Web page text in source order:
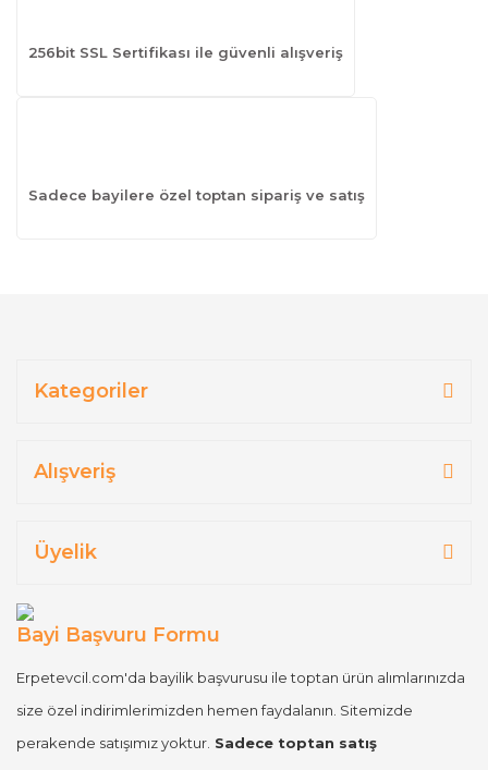
256bit SSL Sertifikası ile güvenli alışveriş
Sadece bayilere özel toptan sipariş ve satış
Kategoriler
Alışveriş
Üyelik
Bayi Başvuru Formu
Erpetevcil.com'da bayilik başvurusu ile toptan ürün alımlarınızda
size özel indirimlerimizden hemen faydalanın. Sitemizde
perakende satışımız yoktur. Sadece toptan satış